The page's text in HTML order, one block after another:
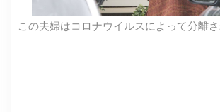
この夫婦はコロナウイルスによって分離